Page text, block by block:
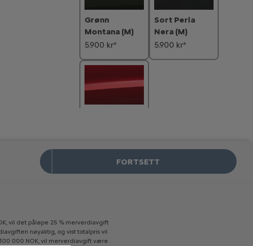
Grønn
Montana (M)
5.900 kr*
Sort Perla
Nera (M)
5.900 kr*
VELG INTERIØR
FORTSETT
vil det påløpe 25 % merverdiavgift
nøyaktig, og vist totalpris vil
000 NOK, vil merverdiavgift være